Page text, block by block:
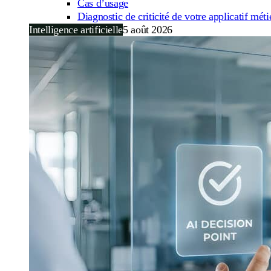
Cas d’usage
Diagnostic de criticité de votre applicatif
Intelligence artificielle5 août 2026